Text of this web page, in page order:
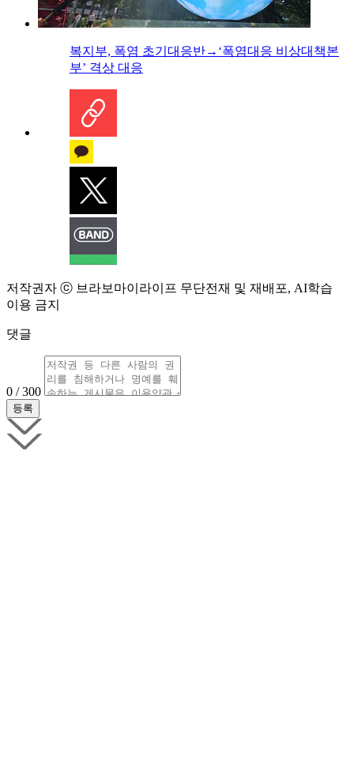
복지부, 폭염 초기대응반→‘폭염대응 비상대책본
부’ 격상 대응
저작권자 ⓒ 브라보마이라이프 무단전재 및 재배포, AI학습
이용 금지
댓글
0 / 300